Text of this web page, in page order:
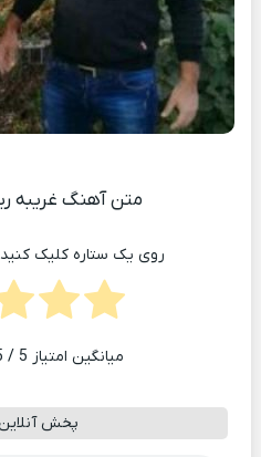
متن آهنگ غریبه
روی یک ستاره کلیک کنید
میانگین امتیاز 5 / 5. شمارش آرا:
پخش